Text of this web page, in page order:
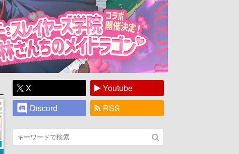
X
Youtube
Discord
RSS